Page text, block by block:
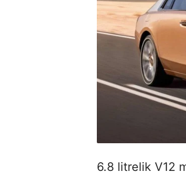
6.8 litrelik V12